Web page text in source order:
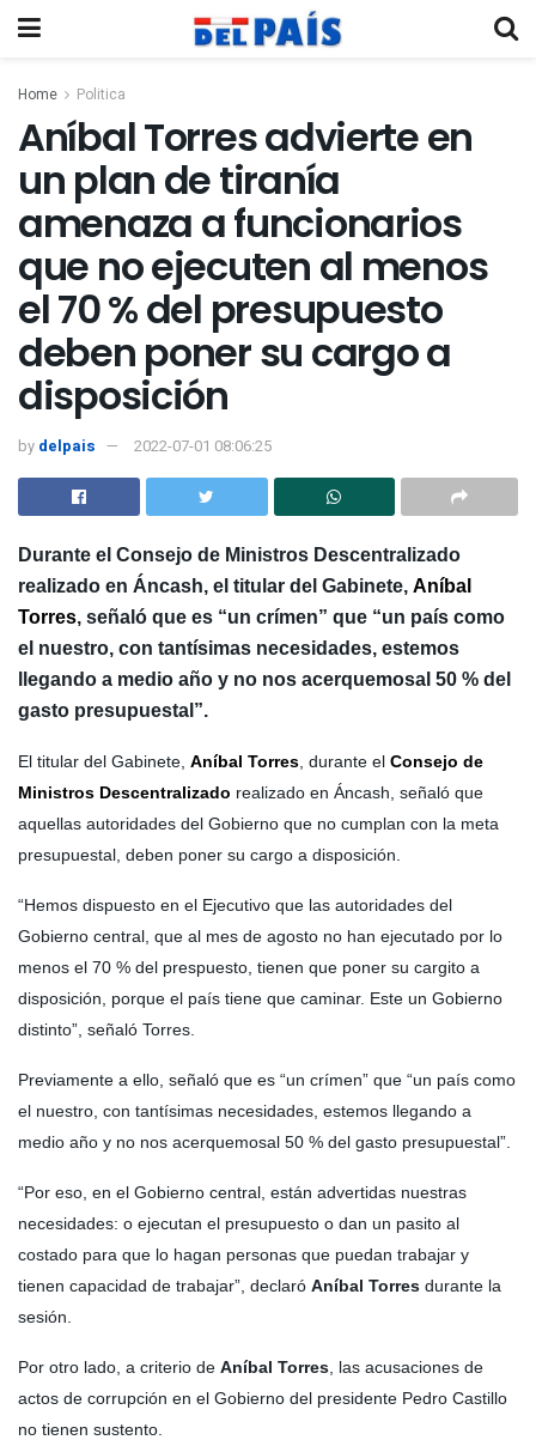
Home Politica
Aníbal Torres advierte en
un plan de tiranía
amenaza a funcionarios
que no ejecuten al menos
el 70 % del presupuesto
deben poner su cargo a
disposición
by delpais 2022-07-01 08:06:25
Durante el Consejo de Ministros Descentralizado
realizado en Áncash, el titular del Gabinete, Aníbal
Torres, señaló que es “un crímen” que “un país como
el nuestro, con tantísimas necesidades, estemos
llegando a medio año y no nos acerquemosal 50 % del
gasto presupuestal”.
El titular del Gabinete, Aníbal Torres , durante el Consejo de
Ministros Descentralizado realizado en Áncash, señaló que
aquellas autoridades del Gobierno que no cumplan con la meta
presupuestal, deben poner su cargo a disposición.
“Hemos dispuesto en el Ejecutivo que las autoridades del
Gobierno central, que al mes de agosto no han ejecutado por lo
menos el 70 % del prespuesto, tienen que poner su cargito a
disposición, porque el país tiene que caminar. Este un Gobierno
distinto”, señaló Torres.
Previamente a ello, señaló que es “un crímen” que “un país como
el nuestro, con tantísimas necesidades, estemos llegando a
medio año y no nos acerquemosal 50 % del gasto presupuestal”.
“Por eso, en el Gobierno central, están advertidas nuestras
necesidades: o ejecutan el presupuesto o dan un pasito al
costado para que lo hagan personas que puedan trabajar y
tienen capacidad de trabajar”, declaró Aníbal Torres durante la
sesión.
Por otro lado, a criterio de Aníbal Torres , las acusaciones de
actos de corrupción en el Gobierno del presidente Pedro Castillo
no tienen sustento.